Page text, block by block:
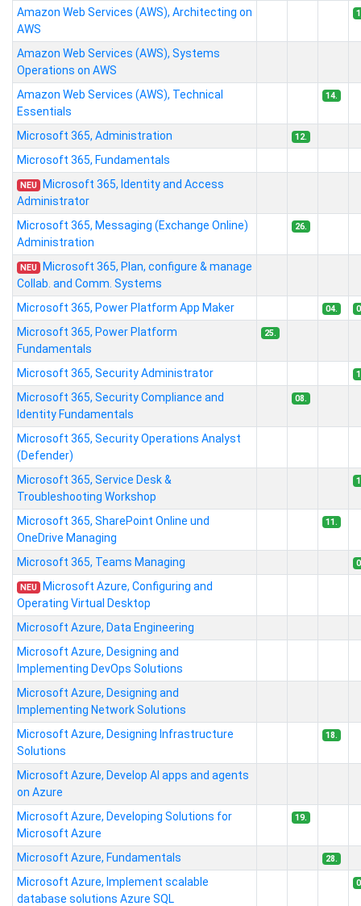
Amazon Web Services (AWS), Architecting on
AWS
Amazon Web Services (AWS), Systems
Operations on AWS
Amazon Web Services (AWS), Technical
Essentials
14.
Microsoft 365, Administration 12.
Microsoft 365, Fundamentals
NEU Microsoft 365, Identity and Access
Administrator
Microsoft 365, Messaging (Exchange Online)
Administration
26.
NEU Microsoft 365, Plan, configure & manage
Collab. and Comm. Systems
Microsoft 365, Power Platform App Maker
04.
Microsoft 365, Power Platform
Fundamentals
25.
Microsoft 365, Security Administrator
Microsoft 365, Security Compliance and
Identity Fundamentals
08.
Microsoft 365, Security Operations Analyst
(Defender)
Microsoft 365, Service Desk &
Troubleshooting Workshop
Microsoft 365, SharePoint Online und
OneDrive Managing
11.
Microsoft 365, Teams Managing
NEU Microsoft Azure, Configuring and
Operating Virtual Desktop
Microsoft Azure, Data Engineering
Microsoft Azure, Designing and
Implementing DevOps Solutions
Microsoft Azure, Designing and
Implementing Network Solutions
Microsoft Azure, Designing Infrastructure
Solutions
18.
Microsoft Azure, Develop AI apps and agents
on Azure
Microsoft Azure, Developing Solutions for
Microsoft Azure
19.
Microsoft Azure, Fundamentals 28.
Microsoft Azure, Implement scalable
database solutions Azure SQL